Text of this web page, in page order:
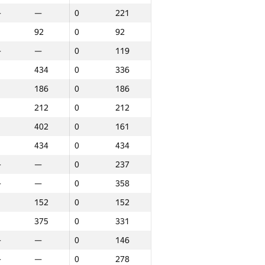
— 0
221
92 0
92
— 0
119
434 0
336
186 0
186
212 0
212
402 0
161
434 0
434
— 0
237
— 0
358
152 0
152
375 0
331
— 0
146
— 0
278
— 0
310
148 0
49
434 0
403
120 0
120
118 32
8
154 0
154
— 0
383
— 0
73
— 0
388
148 0
49
— 0
67
401 0
401
— 0
97
— 0
43